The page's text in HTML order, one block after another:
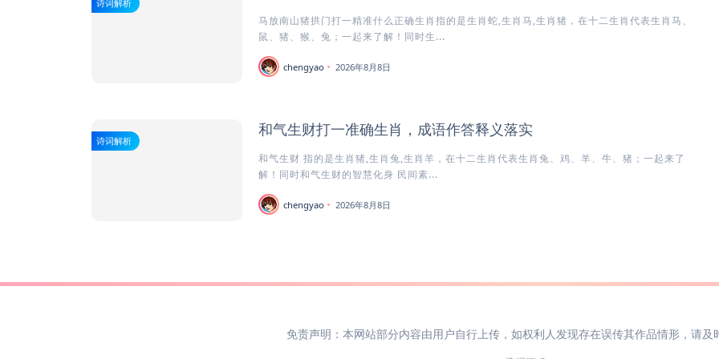
诗词解析
马放南山猪拱门打一精准什么正确生肖指的是生肖蛇,生肖马,生肖猪，在十二生肖代表生肖马、
鼠、猪、猴、兔；一起来了解！同时生...
chengyao 2026年8月8日
诗词解析
和气生财打一准确生肖，成语作答释义落实
和气生财 指的是生肖猪,生肖兔,生肖羊，在十二生肖代表生肖兔、鸡、羊、牛、猪；一起来了
解！同时和气生财的智慧化身 民间素...
chengyao 2026年8月8日
免责声明：本网站部分内容由用户自行上传，如权利人发现存在误传其作品情形，请及